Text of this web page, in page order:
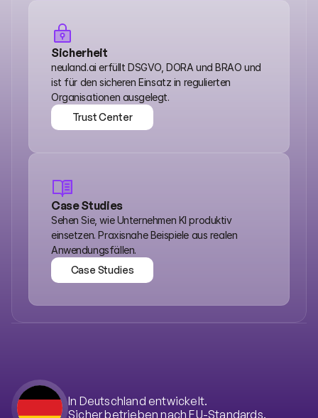
Sicherheit
neuland.ai erfüllt DSGVO, DORA und BRAO und
ist für den sicheren Einsatz in regulierten
Organisationen ausgelegt.
Trust Center
Case Studies
Sehen Sie, wie Unternehmen KI produktiv
einsetzen. Praxisnahe Beispiele aus realen
Anwendungsfällen.
Case Studies
In Deutschland entwickelt.
Sicher betrieben nach EU-Standards.